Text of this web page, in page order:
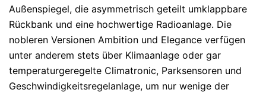
Außenspiegel, die asymmetrisch geteilt umklappbare
Rückbank und eine hochwertige Radioanlage. Die
nobleren Versionen Ambition und Elegance verfügen
unter anderem stets über Klimaanlage oder gar
temperaturgeregelte Climatronic, Parksensoren und
Geschwindigkeitsregelanlage, um nur wenige der